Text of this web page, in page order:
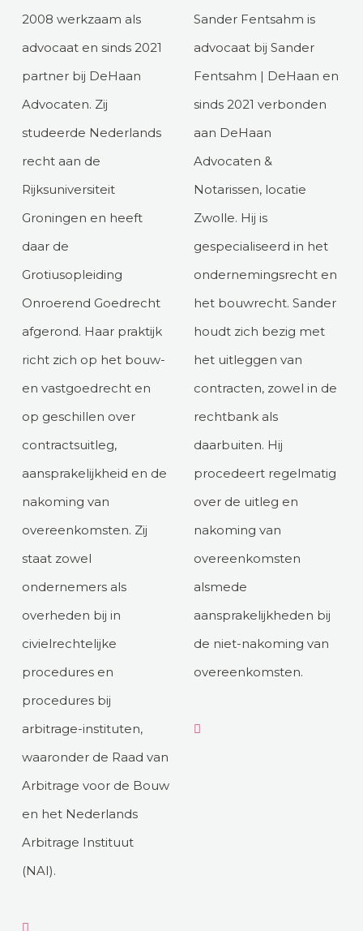
2008 werkzaam als
advocaat en sinds 2021
partner bij DeHaan
Advocaten. Zij
studeerde Nederlands
recht aan de
Rijksuniversiteit
Groningen en heeft
daar de
Grotiusopleiding
Onroerend Goedrecht
afgerond. Haar praktijk
richt zich op het bouw-
en vastgoedrecht en
op geschillen over
contractsuitleg,
aansprakelijkheid en de
nakoming van
overeenkomsten. Zij
staat zowel
ondernemers als
overheden bij in
civielrechtelijke
procedures en
procedures bij
arbitrage-instituten,
waaronder de Raad van
Arbitrage voor de Bouw
en het Nederlands
Arbitrage Instituut
(NAI).
Sander Fentsahm is
advocaat bij Sander
Fentsahm | DeHaan en
sinds 2021 verbonden
aan DeHaan
Advocaten &
Notarissen, locatie
Zwolle. Hij is
gespecialiseerd in het
ondernemingsrecht en
het bouwrecht. Sander
houdt zich bezig met
het uitleggen van
contracten, zowel in de
rechtbank als
daarbuiten. Hij
procedeert regelmatig
over de uitleg en
nakoming van
overeenkomsten
alsmede
aansprakelijkheden bij
de niet-nakoming van
overeenkomsten.